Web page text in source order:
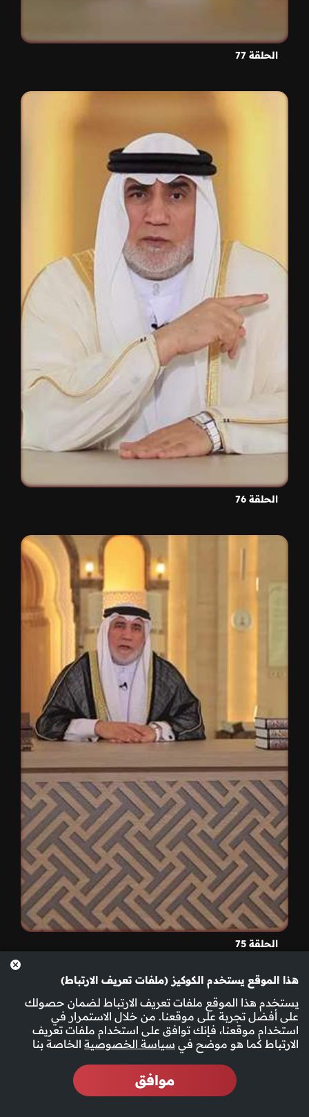
الحلقة 77
الحلقة 76
الحلقة 75
هذا الموقع يستخدم الكوكيز (ملفات تعريف الارتباط)
يستخدم هذا الموقع ملفات تعريف الارتباط لضمان حصولك
على أفضل تجربة على موقعنا. من خلال الاستمرار في
استخدام موقعنا، فإنك توافق على استخدام ملفات تعريف
الارتباط كما هو موضح في سياسة الخصوصية الخاصة بنا
موافق